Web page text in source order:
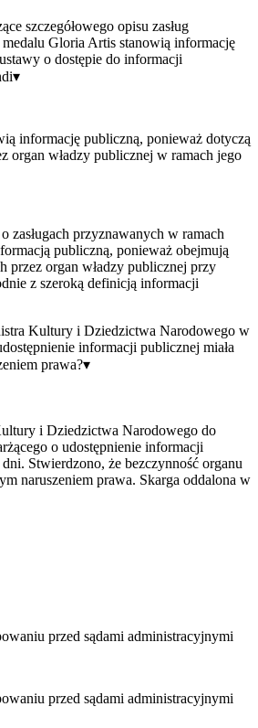
szczegółowego opisu zasług
medalu Gloria Artis stanowią informację
o dostępie do informacji
▾
informację publiczną, ponieważ dotyczą
organ władzy publicznej w ramach jego
zasługach przyznawanych w ramach
publiczną, ponieważ obejmują
przez organ władzy publicznej przy
z szeroką definicją informacji
Kultury i Dziedzictwa Narodowego w
informacji publicznej miała
prawa?▾
i Dziedzictwa Narodowego do
o udostępnienie informacji
Stwierdzono, że bezczynność organu
naruszeniem prawa. Skarga oddalona w
przed sądami administracyjnymi
przed sądami administracyjnymi